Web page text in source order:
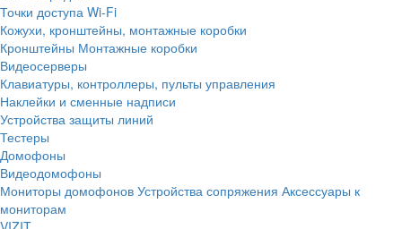
Точки доступа Wi-Fi
Кожухи, кронштейны, монтажные коробки
Кронштейны Монтажные коробки
Видеосерверы
Клавиатуры, контроллеры, пульты управления
Наклейки и сменные надписи
Устройства защиты линий
Тестеры
Домофоны
Видеодомофоны
Мониторы домофонов Устройства сопряжения Аксессуары к
мониторам